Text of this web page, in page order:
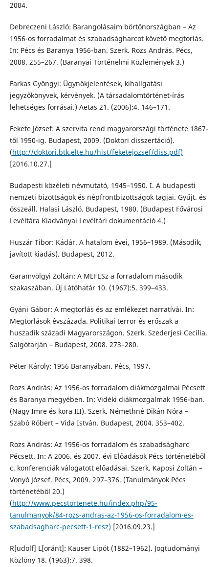
2004.
Debreczeni László: Barangolásaim börtönországban – Az
1956-os forradalmat és szabadságharcot követő megtorlás.
In: Pécs és Baranya 1956-ban. Szerk. Rozs András. Pécs,
2008. 255–267. (Baranyai Történelmi Közlemények 3.)
Farkas Gyöngyi: Ügynökjelentések, kihallgatási
jegyzőkönyvek, kérvények. (A társadalomtörténet-írás
lehetséges forrásai.) Aetas 21. (2006):4. 146–171.
Fekete József: A szervita rend magyarországi története 1867-
től 1950-ig. Budapest, 2009. (Doktori disszertáció).
(http://doktori.btk.elte.hu/hist/feketejozsef/diss.pdf)
[2016.10.27.]
Budapesti közéleti névmutató, 1945–1950. I. A budapesti
nemzeti bizottságok és népfrontbizottságok tagjai. Gyűjt. és
összeáll. Halasi László. Budapest, 1980. (Budapest Fővárosi
Levéltára Kiadványai Levéltári dokumentáció 4.)
Huszár Tibor: Kádár. A hatalom évei, 1956–1989. (Második,
javított kiadás). Budapest, 2012.
Garamvölgyi Zoltán: A MEFESz a forradalom második
szakaszában. Új Látóhatár 10. (1967):5. 399–433.
Gyáni Gábor: A megtorlás és az emlékezet narratívái. In:
Megtorlások évszázada. Politikai terror és erőszak a
huszadik századi Magyarországon. Szerk. Szederjesi Cecília.
Salgótarján – Budapest, 2008. 273–280.
Péter Károly: 1956 Baranyában. Pécs, 1997.
Rozs András: Az 1956-os forradalom diákmozgalmai Pécsett
és Baranya megyében. In: Vidéki diákmozgalmak 1956-ban.
(Nagy Imre és kora III). Szerk. Némethné Dikán Nóra –
Szabó Róbert – Vida István. Budapest, 2004. 353–402.
Rozs András: Az 1956-os forradalom és szabadságharc
Pécsett. In: A 2006. és 2007. évi Előadások Pécs történetéből
c. konferenciák válogatott előadásai. Szerk. Kaposi Zoltán –
Vonyó József. Pécs, 2009. 297–376. (Tanulmányok Pécs
történetéből 20.)
(http://www.pecstortenete.hu/index.php/95-
tanulmanyok/84-rozs-andras-az-1956-os-forradalom-es-
szabadsagharc-pecsett-1-resz) [2016.09.23.]
R[udolf] L[oránt]: Kauser Lipót (1882–1962). Jogtudományi
Közlöny 18. (1963):7. 398.